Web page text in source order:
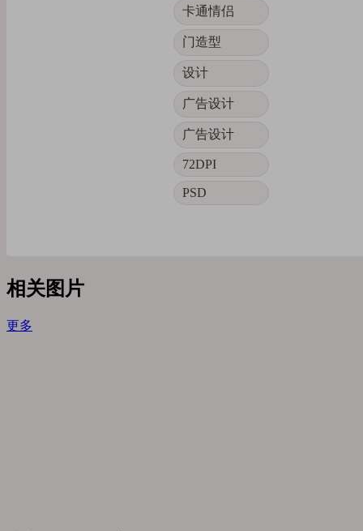
卡通情侣
门造型
设计
广告设计
广告设计
72DPI
PSD
相关图片
更多